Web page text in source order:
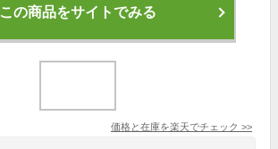
この商品をサイトでみる
価格と在庫を楽天でチェック >>